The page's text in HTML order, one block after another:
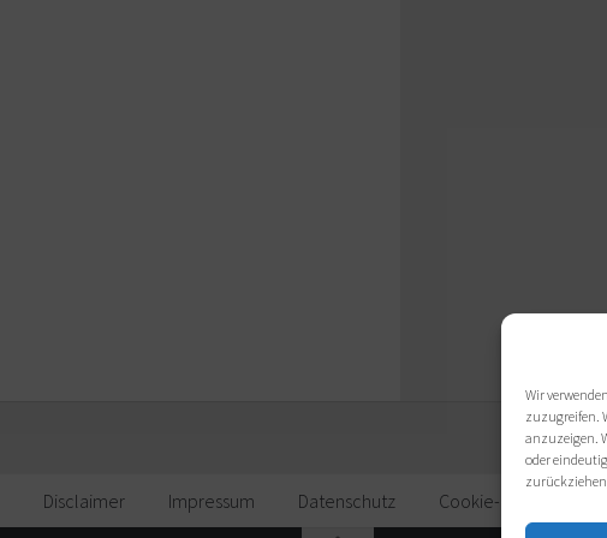
Wir
zuzugreifen.
anzuzeigen.
oder
Disclaimer Impressum Datenschutz Cookie-Richtlinie (EU)